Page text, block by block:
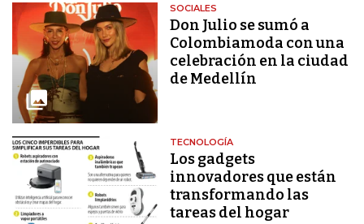
SOCIALES
Don Julio se sumó a
Colombiamoda con una
celebración en la ciudad
de Medellín
TECNOLOGÍA
Los gadgets
innovadores que están
transformando las
tareas del hogar